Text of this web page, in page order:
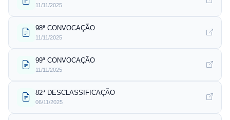
11/11/2025
98ª CONVOCAÇÃO
11/11/2025
99ª CONVOCAÇÃO
11/11/2025
82ª DESCLASSIFICAÇÃO
06/11/2025